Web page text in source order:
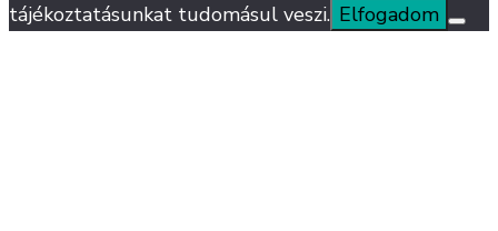
tájékoztatásunkat tudomásul veszi. Elfogadom